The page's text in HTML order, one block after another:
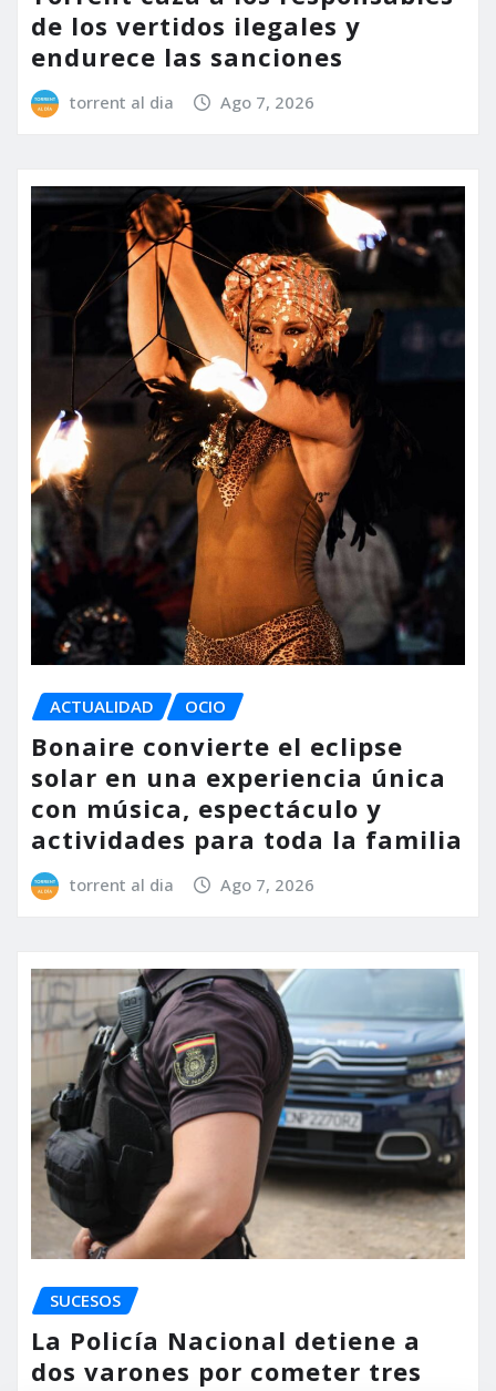
de los vertidos ilegales y
endurece las sanciones
torrent al dia Ago 7, 2026
ACTUALIDAD OCIO
Bonaire convierte el eclipse
solar en una experiencia única
con música, espectáculo y
actividades para toda la familia
torrent al dia Ago 7, 2026
SUCESOS
La Policía Nacional detiene a
dos varones por cometer tres